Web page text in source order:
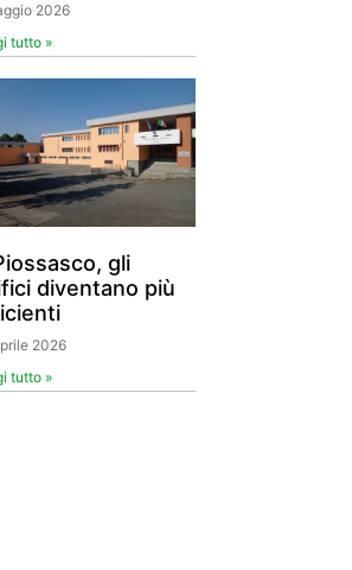
2026
tutto »
gli
diventano più
2026
tutto »